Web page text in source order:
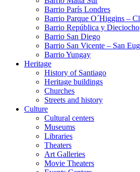
Barrio Parí­s Londres
Barrio Parque O´Higgins –
Barrio República y Dieciocho
Barrio San Diego
Barrio San Vicente – San
Barrio Yungay
Heritage
History of Santiago
Heritage buildings
Churches
Streets and history
Culture
Cultural centers
Museums
Libraries
Theaters
Art Galleries
Movie Theaters